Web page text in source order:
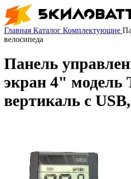
Главная Каталог Комплектующие
велосипеда
Панель
экран 4" модель
вертикаль с